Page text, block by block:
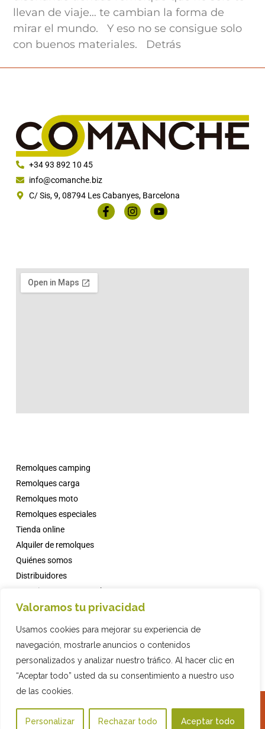
Valoramos tu privacidad
Usamos cookies para mejorar su experiencia de
navegación, mostrarle anuncios o contenidos
personalizados y analizar nuestro tráfico. Al hacer clic en
“Aceptar todo” usted da su consentimiento a nuestro uso
de las cookies.
Personalizar Rechazar todo Aceptar todo
llevan de viaje… te cambian la forma de
mirar el mundo. Y eso no se consigue solo
con buenos materiales. Detrás
+34 93 892 10 45
info@comanche.biz
C/ Sis, 9, 08794 Les Cabanyes, Barcelona
Quiénes somos
Distribuidores
Campings con comanche
Noticias
Remolques camping
Remolques carga
Remolques moto
Remolques especiales
Tienda online
Alquiler de remolques
Aviso Legal·Política de cookies·Diseño web con ♥️ por Artic Agency · Fiona
Tienda Online